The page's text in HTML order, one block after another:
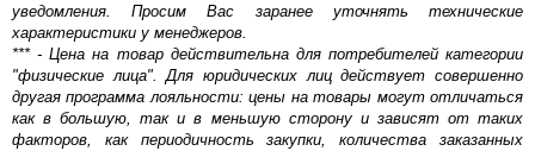
уведомления. Просим Вас заранее уточнять технические
характеристики у менеджеров.
*** - Цена на товар действительна для потребителей категории
"физические лица". Для юридических лиц действует совершенно
другая программа лояльности: цены на товары могут отличаться
как в большую, так и в меньшую сторону и зависят от таких
факторов, как периодичность закупки, количества заказанных